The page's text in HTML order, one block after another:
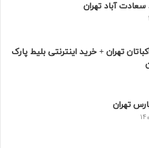
سعادت‌ آباد تهران
تهران + خرید اینترنتی بلیط پارک
تهران